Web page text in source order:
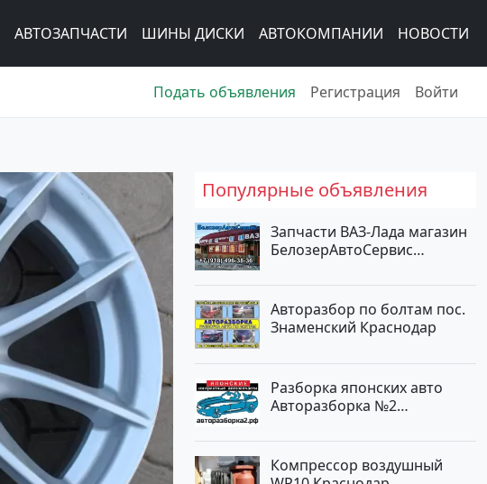
АВТОЗАПЧАСТИ ШИНЫ ДИСКИ АВТОКОМПАНИИ НОВОСТИ
Подать объявления Регистрация Войти
Популярные объявления
Запчасти ВАЗ-Лада магазин
БелозерАвтоСервис
Авторазбор по болтам пос.
Знаменский Краснодар
Разборка японских авто
Авторазборка №2
Компрессор воздушный